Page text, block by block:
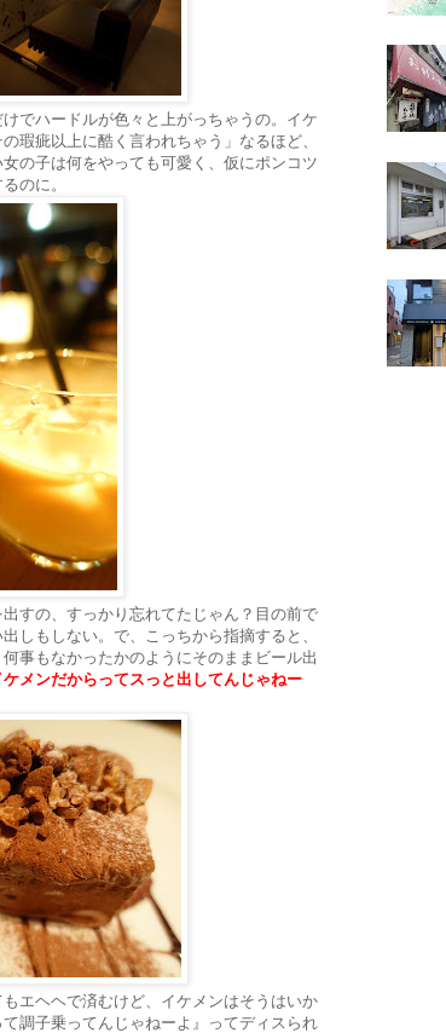
でハードルが色々と上がっちゃうの。イケ
瑕疵以上に酷く言われちゃう」なるほど、
の子は何をやっても可愛く、仮にポンコツ
のに。
すの、すっかり忘れてたじゃん？目の前で
しもしない。で、こっちから指摘すると、
事もなかったかのようにそのままビール出
ケメンだからってスっと出してんじゃねー
エヘヘで済むけど、イケメンはそうはいか
調子乗ってんじゃねーよ』ってディスられ